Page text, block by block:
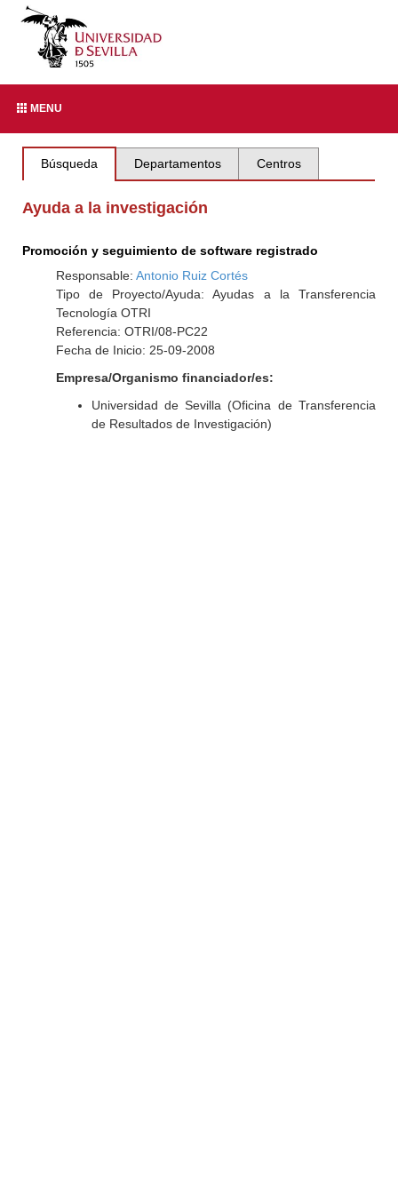
MENU
Búsqueda Departamentos Centros
Ayuda a la investigación
Promoción y seguimiento de software registrado
Responsable: Antonio Ruiz Cortés
Tipo de Proyecto/Ayuda: Ayudas a la Transferencia
Tecnología OTRI
Referencia: OTRI/08-PC22
Fecha de Inicio: 25-09-2008
Empresa/Organismo financiador/es:
Universidad de Sevilla (Oficina de Transferencia
de Resultados de Investigación)